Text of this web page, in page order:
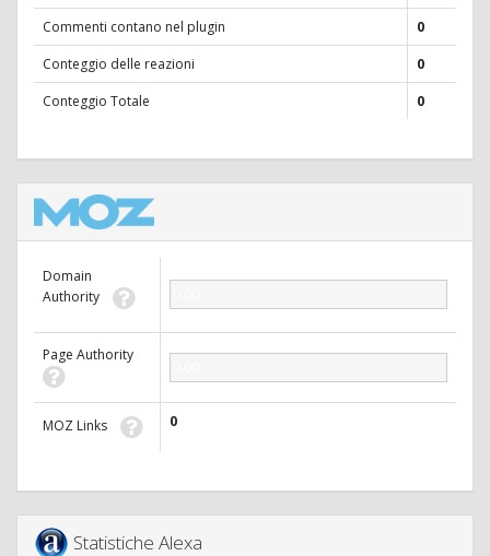
Commenti contano nel plugin
0
Conteggio delle reazioni
0
Conteggio Totale
0
Domain
Authority
Page Authority
MOZ Links 0
Statistiche Alexa